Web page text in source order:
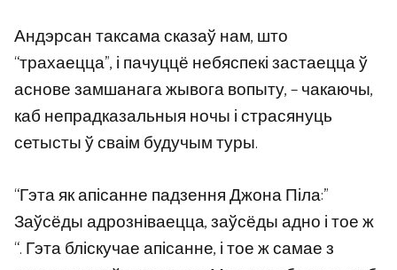
Андэрсан таксама сказаў нам, што
“трахаецца”, і пачуццё небяспекі застаецца ў
аснове замшанага жывога вопыту, – чакаючы,
каб непрадказальныя ночы і страсянуць
сетысты ў сваім будучым туры.
“Гэта як апісанне падзення Джона Піла:”
Заўсёды адрозніваецца, заўсёды адно і тое ж
“. Гэта бліскучае апісанне, і тое ж самае з